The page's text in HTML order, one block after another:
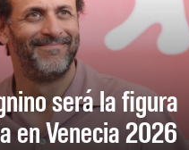
será la figura
en Venecia 2026